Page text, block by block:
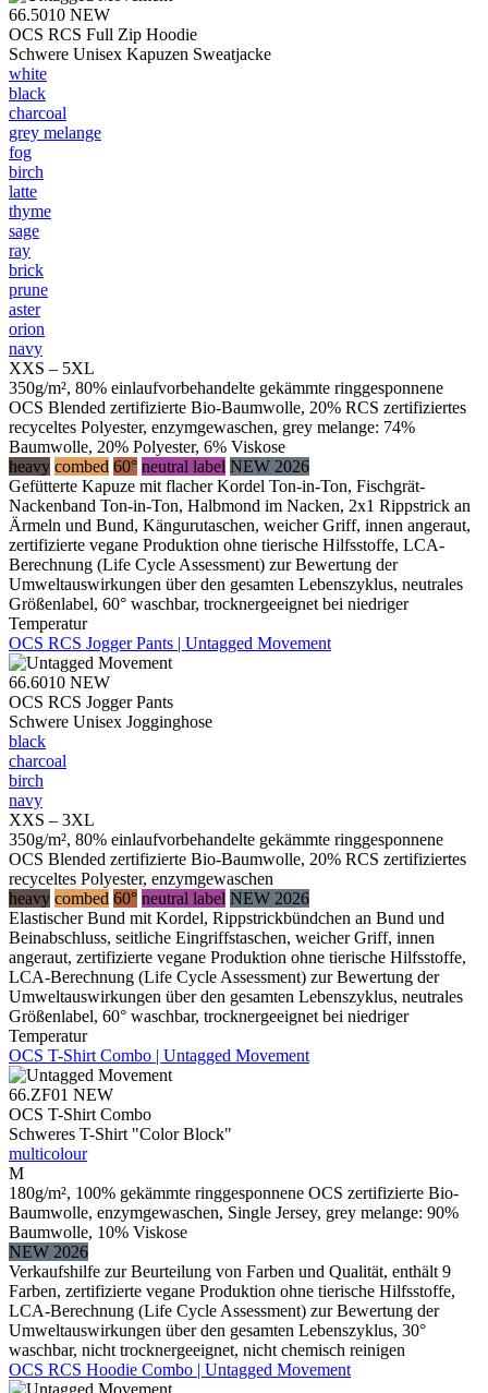
66.5010 NEW
OCS RCS Full Zip Hoodie
Schwere Unisex Kapuzen Sweatjacke
white
black
charcoal
grey melange
fog
birch
latte
thyme
sage
ray
brick
prune
aster
orion
navy
XXS – 5XL
350g/m², 80% einlaufvorbehandelte gekämmte ringgesponnene
OCS Blended zertifizierte Bio-Baumwolle, 20% RCS zertifiziertes
recyceltes Polyester, enzymgewaschen, grey melange: 74%
Baumwolle, 20% Polyester, 6% Viskose
heavy combed 60° neutral label NEW 2026
Gefütterte Kapuze mit flacher Kordel Ton-in-Ton, Fischgrät-
Nackenband Ton-in-Ton, Halbmond im Nacken, 2x1 Rippstrick an
Ärmeln und Bund, Kängurutaschen, weicher Griff, innen angeraut,
zertifizierte vegane Produktion ohne tierische Hilfsstoffe, LCA-
Berechnung (Life Cycle Assessment) zur Bewertung der
Umweltauswirkungen über den gesamten Lebenszyklus, neutrales
Größenlabel, 60° waschbar, trocknergeeignet bei niedriger
Temperatur
OCS RCS Jogger Pants | Untagged Movement
66.6010 NEW
OCS RCS Jogger Pants
Schwere Unisex Jogginghose
black
charcoal
birch
navy
XXS – 3XL
350g/m², 80% einlaufvorbehandelte gekämmte ringgesponnene
OCS Blended zertifizierte Bio-Baumwolle, 20% RCS zertifiziertes
recyceltes Polyester, enzymgewaschen
heavy combed 60° neutral label NEW 2026
Elastischer Bund mit Kordel, Rippstrickbündchen an Bund und
Beinabschluss, seitliche Eingriffstaschen, weicher Griff, innen
angeraut, zertifizierte vegane Produktion ohne tierische Hilfsstoffe,
LCA-Berechnung (Life Cycle Assessment) zur Bewertung der
Umweltauswirkungen über den gesamten Lebenszyklus, neutrales
Größenlabel, 60° waschbar, trocknergeeignet bei niedriger
Temperatur
OCS T-Shirt Combo | Untagged Movement
66.ZF01 NEW
OCS T-Shirt Combo
Schweres T-Shirt "Color Block"
multicolour
M
180g/m², 100% gekämmte ringgesponnene OCS zertifizierte Bio-
Baumwolle, enzymgewaschen, Single Jersey, grey melange: 90%
Baumwolle, 10% Viskose
NEW 2026
Verkaufshilfe zur Beurteilung von Farben und Qualität, enthält 9
Farben, zertifizierte vegane Produktion ohne tierische Hilfsstoffe,
LCA-Berechnung (Life Cycle Assessment) zur Bewertung der
Umweltauswirkungen über den gesamten Lebenszyklus, 30°
waschbar, nicht trocknergeeignet, nicht chemisch reinigen
OCS RCS Hoodie Combo | Untagged Movement